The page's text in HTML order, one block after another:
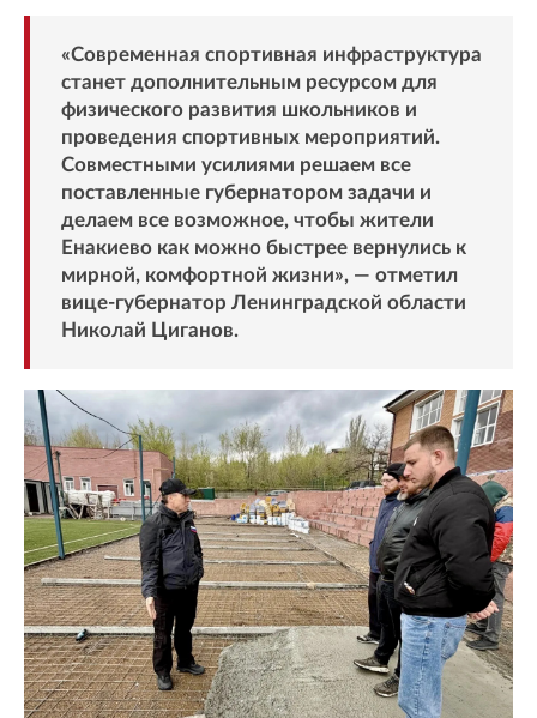
«Современная спортивная инфраструктура
станет дополнительным ресурсом для
физического развития школьников и
проведения спортивных мероприятий.
Совместными усилиями решаем все
поставленные губернатором задачи и
делаем все возможное, чтобы жители
Енакиево как можно быстрее вернулись к
мирной, комфортной жизни», — отметил
вице-губернатор Ленинградской области
Николай Циганов.